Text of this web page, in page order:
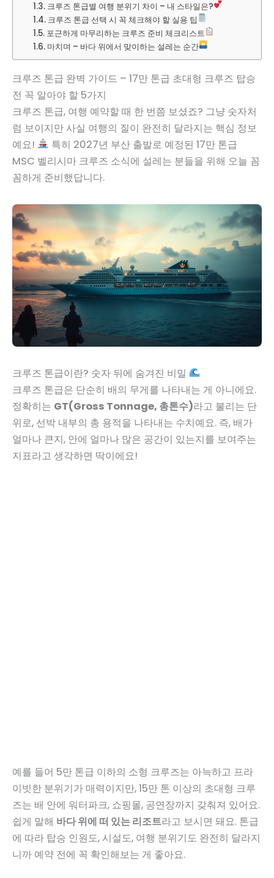
크루즈 톤급별 여행 분위기 차이 – 내 스타일은?
크루즈 톤급 선택 시 꼭 체크해야 할 실용 팁
포근하게 마무리하는 크루즈 준비 체크리스트
마치며 – 바다 위에서 맞이하는 설레는 순간
크루즈 톤급 완벽 가이드 – 17만 톤급 초대형 크루즈 탑승
전 꼭 알아야 할 5가지
크루즈 톤급, 여행 예약할 때 한 번쯤 보셨죠? 그냥 숫자처
럼 보이지만 사실 여행의 질이 완전히 달라지는 핵심 정보
예요!
특히 2027년 부산 출발로 예정된 17만 톤급
MSC 벨리시마 크루즈 소식에 설레는 분들을 위해 오늘 꼼
꼼하게 준비했답니다.
크루즈 톤급이란? 숫자 뒤에 숨겨진 비밀
크루즈 톤급은 단순히 배의 무게를 나타내는 게 아니에요.
정확히는 GT(Gross Tonnage, 총톤수)라고 불리는 단
위로, 선박 내부의 총 용적을 나타내는 수치예요. 즉, 배가
얼마나 큰지, 안에 얼마나 많은 공간이 있는지를 보여주는
지표라고 생각하면 딱이에요!
예를 들어 5만 톤급 이하의 소형 크루즈는 아늑하고 프라
이빗한 분위기가 매력이지만, 15만 톤 이상의 초대형 크루
즈는 배 안에 워터파크, 쇼핑몰, 공연장까지 갖춰져 있어요.
쉽게 말해 바다 위에 떠 있는 리조트라고 보시면 돼요. 톤급
에 따라 탑승 인원도, 시설도, 여행 분위기도 완전히 달라지
니까 예약 전에 꼭 확인해보는 게 좋아요.